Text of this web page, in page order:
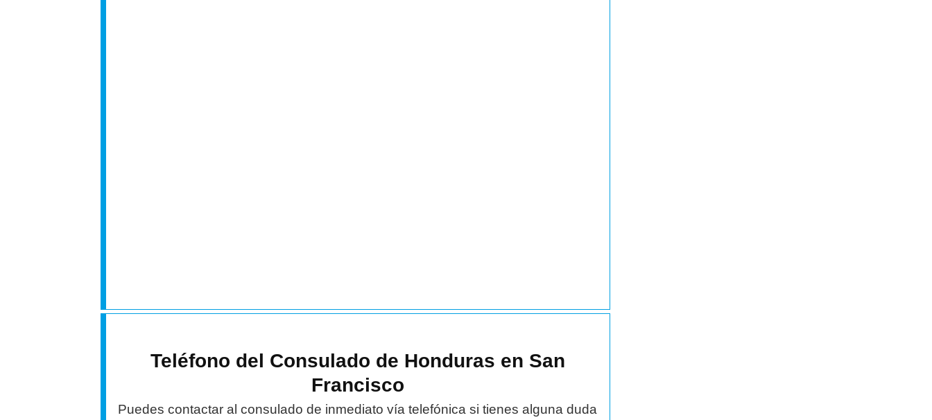
Teléfono del Consulado de Honduras en San
Francisco
Puedes contactar al consulado de inmediato vía telefónica si tienes alguna duda